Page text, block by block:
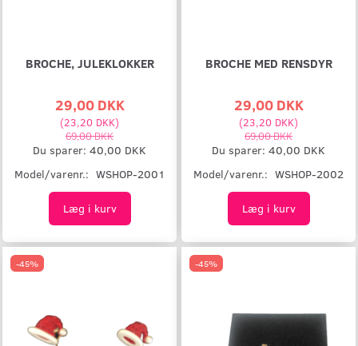
BROCHE, JULEKLOKKER
29,00 DKK
(23,20 DKK)
69,00 DKK
Du sparer: 40,00 DKK
Model/varenr.: WSHOP-2001
Læg i kurv
BROCHE MED RENSDYR
29,00 DKK
(23,20 DKK)
69,00 DKK
Du sparer: 40,00 DKK
Model/varenr.: WSHOP-2002
Læg i kurv
-45% -45%